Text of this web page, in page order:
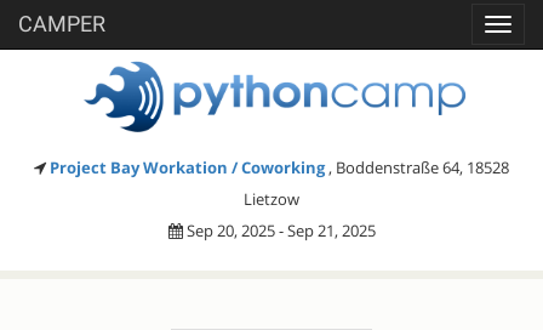
CAMPER
Project Bay Workation / Coworking , Boddenstraße 64, 18528
Lietzow
Sep 20, 2025 - Sep 21, 2025